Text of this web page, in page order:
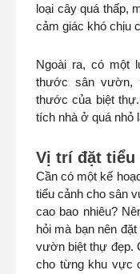
loại cây quá thấp,
cảm giác khó chịu
Ngoài ra, có một
thước sân vườn,
thước của biệt
tích nhà ở quá nhỏ
Vị trí đặt tiểu
Cần có một kế
tiểu cảnh cho sân
cao bao nhiêu?
hỏi mà bạn nên
vườn biệt thự đẹp.
cho từng khu vực